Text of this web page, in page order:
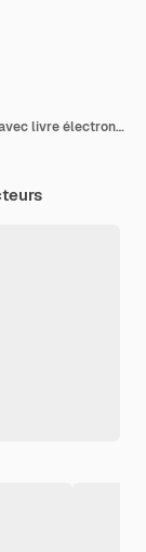
Composition plate de bibliothèque en ligne avec livre électronique et homme lisant un livre sur une tablette à la maison illustration